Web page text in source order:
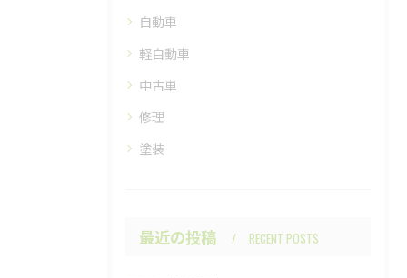
自動車
軽自動車
中古車
修理
塗装
最近の投稿 RECENT POSTS